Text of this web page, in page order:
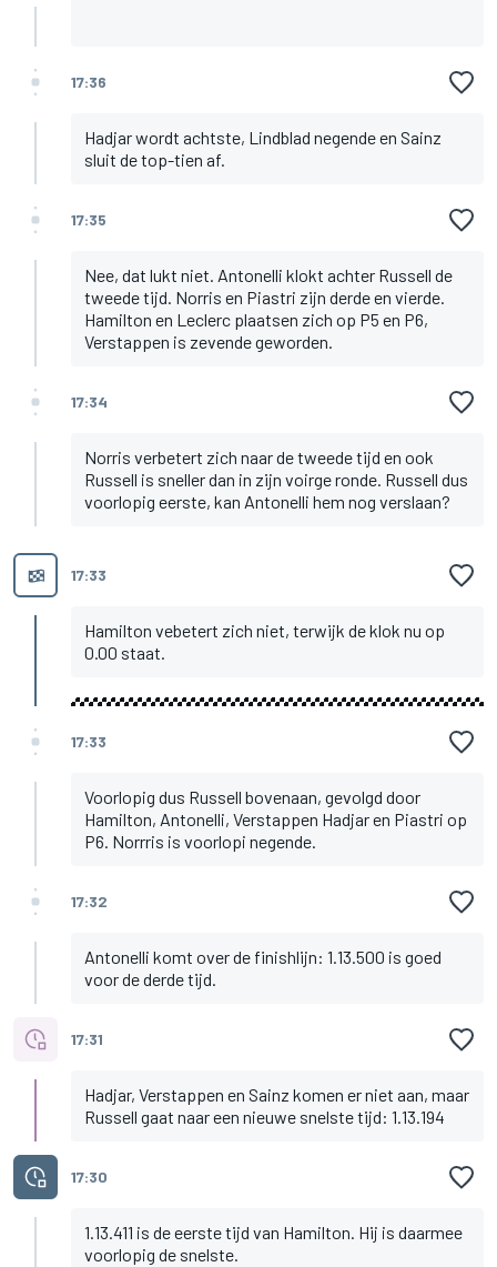
17:36
Hadjar wordt achtste, Lindblad negende en Sainz
sluit de top-tien af.
17:35
Nee, dat lukt niet. Antonelli klokt achter Russell de
tweede tijd. Norris en Piastri zijn derde en vierde.
Hamilton en Leclerc plaatsen zich op P5 en P6,
Verstappen is zevende geworden.
17:34
Norris verbetert zich naar de tweede tijd en ook
Russell is sneller dan in zijn voirge ronde. Russell dus
voorlopig eerste, kan Antonelli hem nog verslaan?
17:33
Hamilton vebetert zich niet, terwijk de klok nu op
0.00 staat.
17:33
Voorlopig dus Russell bovenaan, gevolgd door
Hamilton, Antonelli, Verstappen Hadjar en Piastri op
P6. Norrris is voorlopi negende.
17:32
Antonelli komt over de finishlijn: 1.13.500 is goed
voor de derde tijd.
17:31
Hadjar, Verstappen en Sainz komen er niet aan, maar
Russell gaat naar een nieuwe snelste tijd: 1.13.194
17:30
1.13.411 is de eerste tijd van Hamilton. Hij is daarmee
voorlopig de snelste.